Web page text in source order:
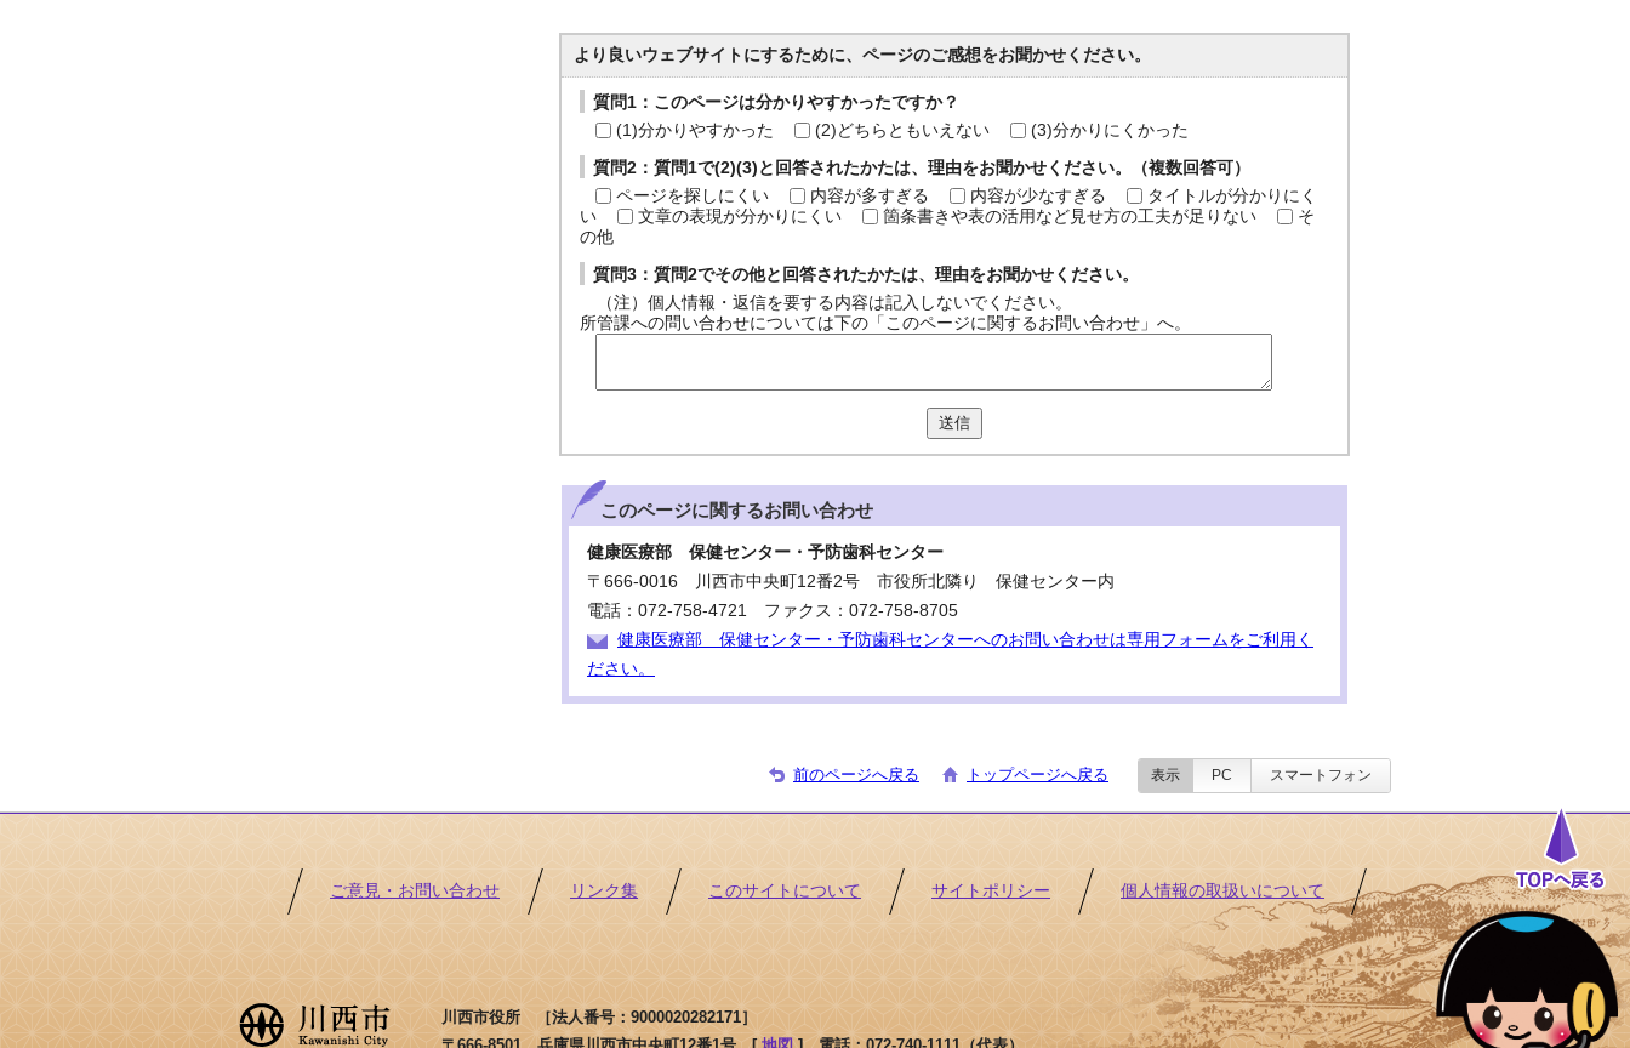
より良いウェブサイトにするために、ページのご感想をお聞かせください。
質問1：このページは分かりやすかったですか？
(1)分かりやすかった
(2)どちらともいえない (3)分かりにくかった
質問2：質問1で(2)(3)と回答されたかたは、理由をお聞かせください。（複数回答可）
ページを探しにくい
内容が多すぎる 内容が少なすぎる
タイトルが分かりにく
い
文章の表現が分かりにくい 箇条書きや表の活用など見せ方の工夫が足りない
そ
の他
質問3：質問2でその他と回答されたかたは、理由をお聞かせください。
（注）個人情報・返信を要する内容は記入しないでください。
所管課への問い合わせについては下の「このページに関するお問い合わせ」へ。
送信
このページに関するお問い合わせ
健康医療部 保健センター・予防歯科センター
〒666-0016 川西市中央町12番2号 市役所北隣り 保健センター内
電話：072-758-4721 ファクス：072-758-8705
健康医療部 保健センター・予防歯科センターへのお問い合わせは専用フォームをご利用く
ださい。
前のページへ戻る トップページへ戻る 表示 PC スマートフォン
ご意見・お問い合わせ リンク集 このサイトについて サイトポリシー 個人情報の取扱いについて
川西市役所 ［法人番号：9000020282171］